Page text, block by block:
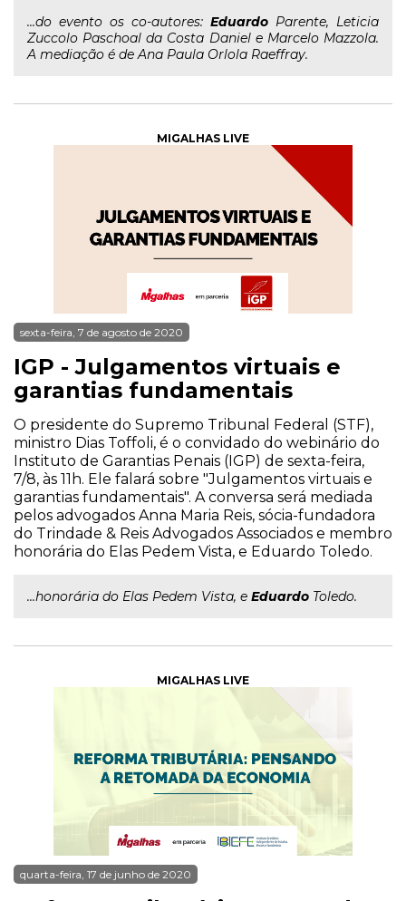
...do evento os co-autores: Eduardo Parente, Leticia
Zuccolo Paschoal da Costa Daniel e Marcelo Mazzola.
A mediação é de Ana Paula Orlola Raeffray.
MIGALHAS LIVE
sexta-feira, 7 de agosto de 2020
IGP - Julgamentos virtuais e
garantias fundamentais
O presidente do Supremo Tribunal Federal (STF),
ministro Dias Toffoli, é o convidado do webinário do
Instituto de Garantias Penais (IGP) de sexta-feira,
7/8, às 11h. Ele falará sobre "Julgamentos virtuais e
garantias fundamentais". A conversa será mediada
pelos advogados Anna Maria Reis, sócia-fundadora
do Trindade & Reis Advogados Associados e membro
honorária do Elas Pedem Vista, e Eduardo Toledo.
...honorária do Elas Pedem Vista, e Eduardo Toledo.
MIGALHAS LIVE
quarta-feira, 17 de junho de 2020